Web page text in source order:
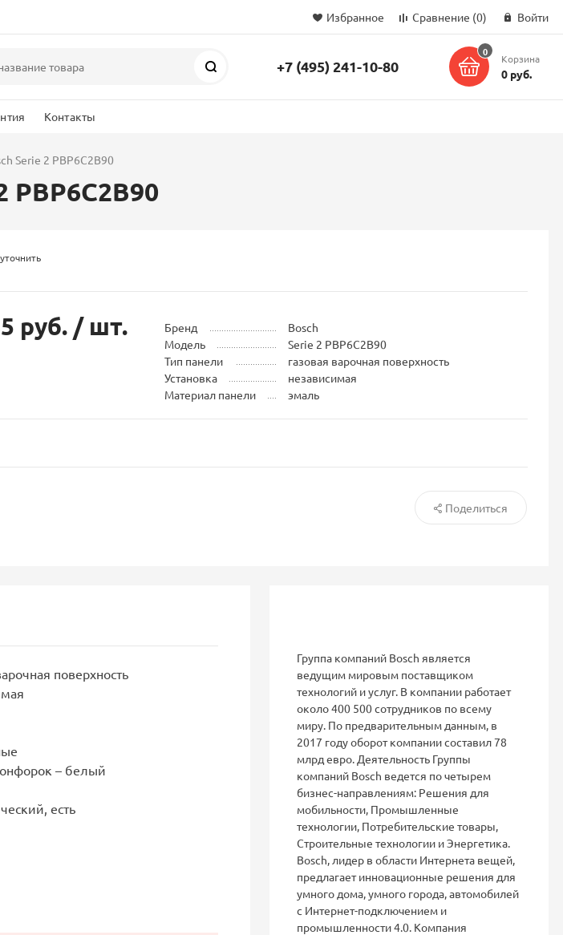
Избранное Сравнение (0) Войти
Поиск +7 (495) 241-10-80
0
Корзина
0 руб.
Контакты
Serie 2 PBP6C2B90
PBP6C2B90
руб. / шт. Бренд
Bosch
Модель
Serie 2 PBP6C2B90
Тип панели
газовая варочная поверхность
Установка
независимая
Материал панели
эмаль
Поделиться
поверхность
– белый
есть
Группа компаний Bosch является
ведущим мировым поставщиком
технологий и услуг. В компании работает
около 400 500 сотрудников по всему
миру. По предварительным данным, в
2017 году оборот компании составил 78
млрд евро. Деятельность Группы
компаний Bosch ведется по четырем
бизнес-направлениям: Решения для
мобильности, Промышленные
технологии, Потребительские товары,
Строительные технологии и Энергетика.
Bosch, лидер в области Интернета вещей,
предлагает инновационные решения для
умного дома, умного города, автомобилей
с Интернет-подключением и
промышленности 4.0. Компания